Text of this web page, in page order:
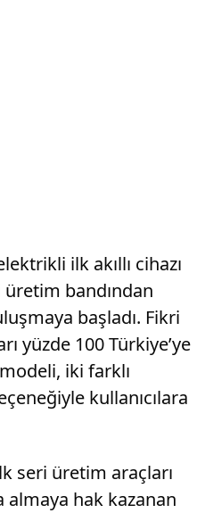
ilk akıllı cihazı
üretim bandından
başladı. Fikri
yüzde 100 Türkiye’ye
iki farklı
kullanıcılara
seri üretim araçları
hak kazanan